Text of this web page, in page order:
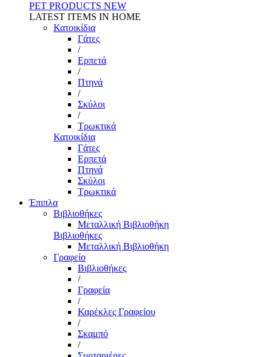
PET PRODUCTS NEW
LATEST ITEMS IN HOME
Κατοικίδια
Γάτες
/
Ερπετά
/
Πτηνά
/
Σκύλοι
/
Τρωκτικά
Κατοικίδια
Γάτες
Ερπετά
Πτηνά
Σκύλοι
Τρωκτικά
Έπιπλα
Βιβλιοθήκες
Μεταλλική Βιβλιοθήκη
Βιβλιοθήκες
Μεταλλική Βιβλιοθήκη
Γραφείο
Βιβλιοθήκες
/
Γραφεία
/
Καρέκλες Γραφείου
/
Σκαμπό
/